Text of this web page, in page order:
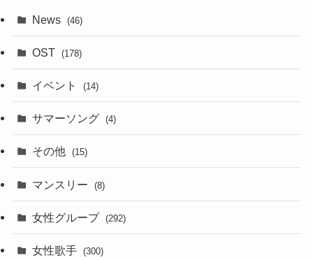
News (46)
OST (178)
イベント (14)
サマーソング (4)
その他 (15)
マンスリー (8)
女性グループ (292)
女性歌手 (300)